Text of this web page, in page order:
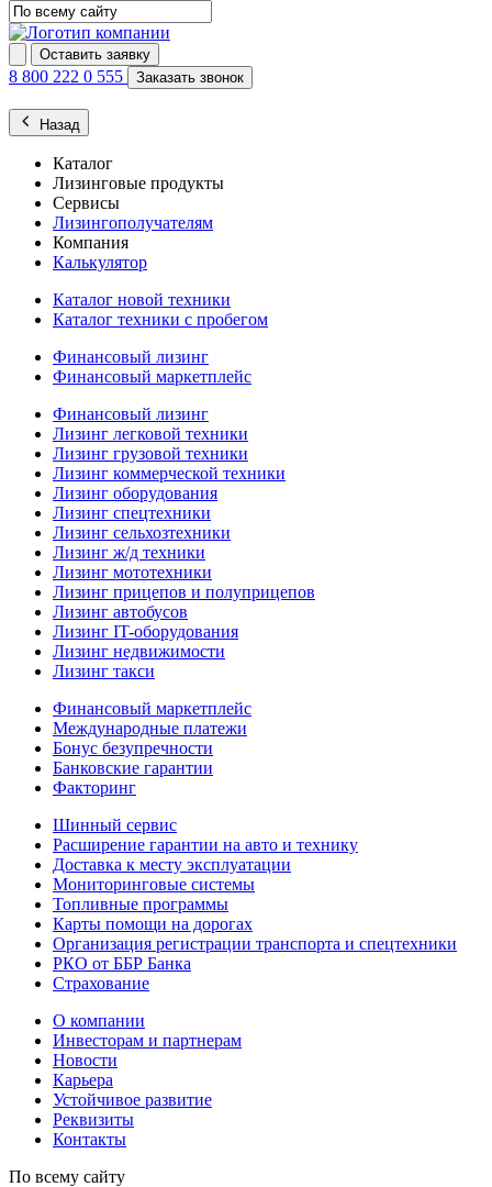
Оставить заявку
8 800 222 0 555 Заказать звонок
Назад
Каталог
Лизинговые продукты
Сервисы
Лизингополучателям
Компания
Калькулятор
Каталог новой техники
Каталог техники с пробегом
Финансовый лизинг
Финансовый маркетплейс
Финансовый лизинг
Лизинг легковой техники
Лизинг грузовой техники
Лизинг коммерческой техники
Лизинг оборудования
Лизинг спецтехники
Лизинг сельхозтехники
Лизинг ж/д техники
Лизинг мототехники
Лизинг прицепов и полуприцепов
Лизинг автобусов
Лизинг IT-оборудования
Лизинг недвижимости
Лизинг такси
Финансовый маркетплейс
Международные платежи
Бонус безупречности
Банковские гарантии
Факторинг
Шинный сервис
Расширение гарантии на авто и технику
Доставка к месту эксплуатации
Мониторинговые системы
Топливные программы
Карты помощи на дорогах
Организация регистрации транспорта и спецтехники
РКО от ББР Банка
Страхование
О компании
Инвесторам и партнерам
Новости
Карьера
Устойчивое развитие
Реквизиты
Контакты
По всему сайту